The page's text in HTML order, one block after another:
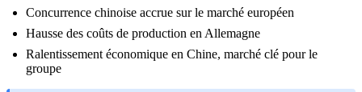
Concurrence chinoise accrue sur le marché européen
Hausse des coûts de production en Allemagne
Ralentissement économique en Chine, marché clé pour le
groupe